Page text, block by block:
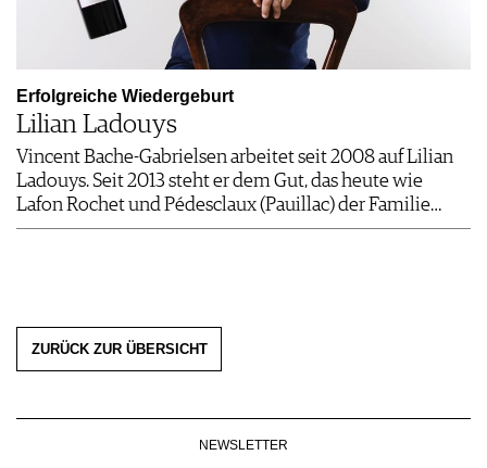
Erfolgreiche Wiedergeburt
Lilian Ladouys
Vincent Bache-Gabrielsen arbeitet seit 2008 auf Lilian
Ladouys. Seit 2013 steht er dem Gut, das heute wie
Lafon Rochet und Pédesclaux (Pauillac) der Familie…
ZURÜCK ZUR ÜBERSICHT
NEWSLETTER